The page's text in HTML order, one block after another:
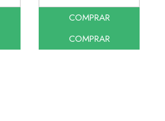
COMPRAR
COMPRAR